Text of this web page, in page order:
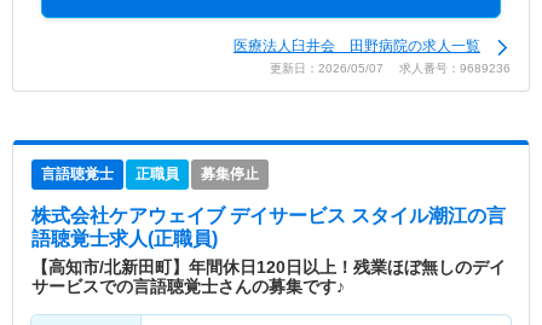
医療法人臼井会 田野病院の求人一覧
更新日：2026/05/07 求人番号：9689236
言語聴覚士 正職員 募集停止
株式会社ケアウェイブ デイサービス スタイル潮江の言
語聴覚士求人(正職員)
【高知市/北新田町】年間休日120日以上！残業ほぼ無しのデイ
サービスでの言語聴覚士さんの募集です♪